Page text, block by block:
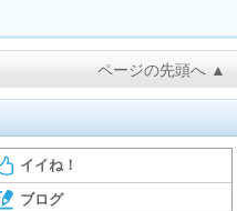
ページの先頭へ ▲
イイね！
ブログ